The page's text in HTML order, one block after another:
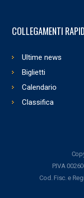
COLLEGAMENTI
Ultime news
Biglietti
Calendario
Classifica
P.IVA
Cod. Fisc. e